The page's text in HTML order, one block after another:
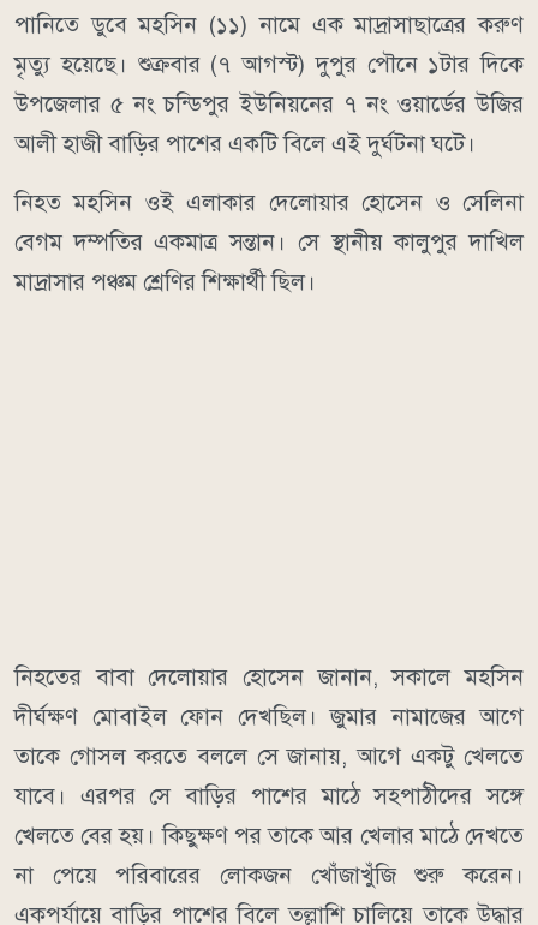
পানিতে ডুবে মহসিন (১১) নামে এক মাদ্রাসাছাত্রের করুণ
মৃত্যু হয়েছে। শুক্রবার (৭ আগস্ট) দুপুর পৌনে ১টার দিকে
উপজেলার ৫ নং চন্ডিপুর ইউনিয়নের ৭ নং ওয়ার্ডের উজির
আলী হাজী বাড়ির পাশের একটি বিলে এই দুর্ঘটনা ঘটে।
নিহত মহসিন ওই এলাকার দেলোয়ার হোসেন ও সেলিনা
বেগম দম্পতির একমাত্র সন্তান। সে স্থানীয় কালুপুর দাখিল
মাদ্রাসার পঞ্চম শ্রেণির শিক্ষার্থী ছিল।
নিহতের বাবা দেলোয়ার হোসেন জানান, সকালে মহসিন
দীর্ঘক্ষণ মোবাইল ফোন দেখছিল। জুমার নামাজের আগে
তাকে গোসল করতে বললে সে জানায়, আগে একটু খেলতে
যাবে। এরপর সে বাড়ির পাশের মাঠে সহপাঠীদের সঙ্গে
খেলতে বের হয়। কিছুক্ষণ পর তাকে আর খেলার মাঠে দেখতে
না পেয়ে পরিবারের লোকজন খোঁজাখুঁজি শুরু করেন।
একপর্যায়ে বাড়ির পাশের বিলে তল্লাশি চালিয়ে তাকে উদ্ধার